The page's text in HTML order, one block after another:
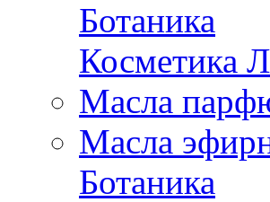
Ботаника
Косметика
Масла
Масла
Ботаника